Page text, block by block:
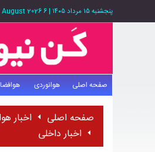
پنجشنبه ۱۵ مرداد ۱۴۰۵ |
6 August 2026
صفحه اصلی هوانوردی هوافضا
صفحه اصلی
اخبار
اخبار داخلی